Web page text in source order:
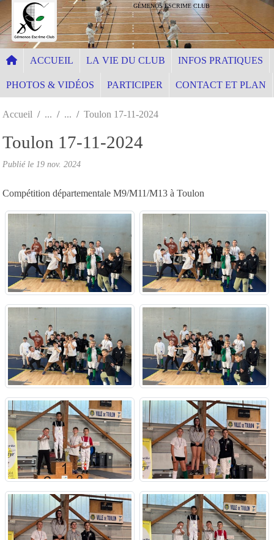
GÉMENOS ESCRIME CLUB
ACCUEIL LA VIE DU CLUB INFOS PRATIQUES
PHOTOS & VIDÉOS PARTICIPER CONTACT ET PLAN
Accueil Toulon 17-11-2024
Toulon 17-11-2024
Publié le 19 nov. 2024
Compétition départementale M9/M11/M13 à Toulon
Panneau de gestion des cookies